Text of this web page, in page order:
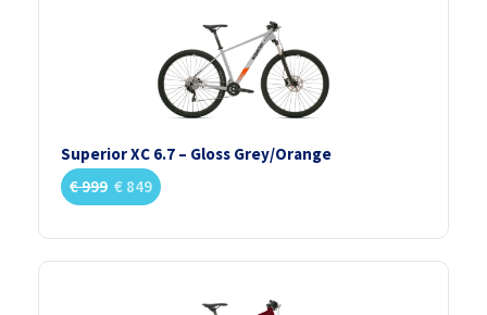
Superior XC 6.7 – Gloss Grey/Orange
€999 € 849